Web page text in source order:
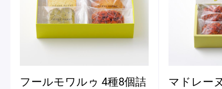
フールモワルゥ 4種8個詰
マドレー